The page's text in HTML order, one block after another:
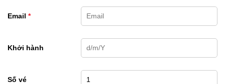
Email *
Khởi hành
Số vé